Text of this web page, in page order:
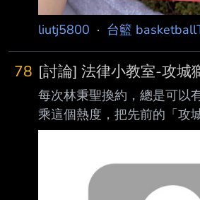
liutj5800 · 台籃
78 [討論] 法律小教室-攻城
每次林秉聖換約，總是可以
乘這個熱度，把先前的「攻
新」的判決寫寫 新聞大家都
篇幅太多，就以法院判斷的
人包的朋友可以A我ID看前